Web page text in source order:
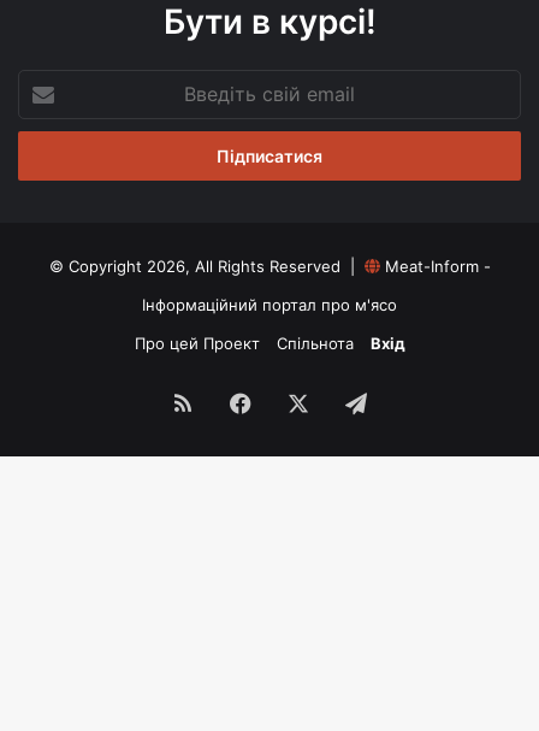
Бути в курсі!
свій
email
© Copyright 2026, All Rights Reserved |
Meat-Inform -
Інформаційний портал про м'ясо
Про цей Проект
Спільнота Вхід
RSS Facebook